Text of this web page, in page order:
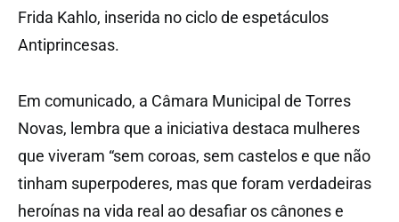
Frida Kahlo, inserida no ciclo de espetáculos
Antiprincesas.
Em comunicado, a Câmara Municipal de Torres
Novas, lembra que a iniciativa destaca mulheres
que viveram “sem coroas, sem castelos e que não
tinham superpoderes, mas que foram verdadeiras
heroínas na vida real ao desafiar os cânones e